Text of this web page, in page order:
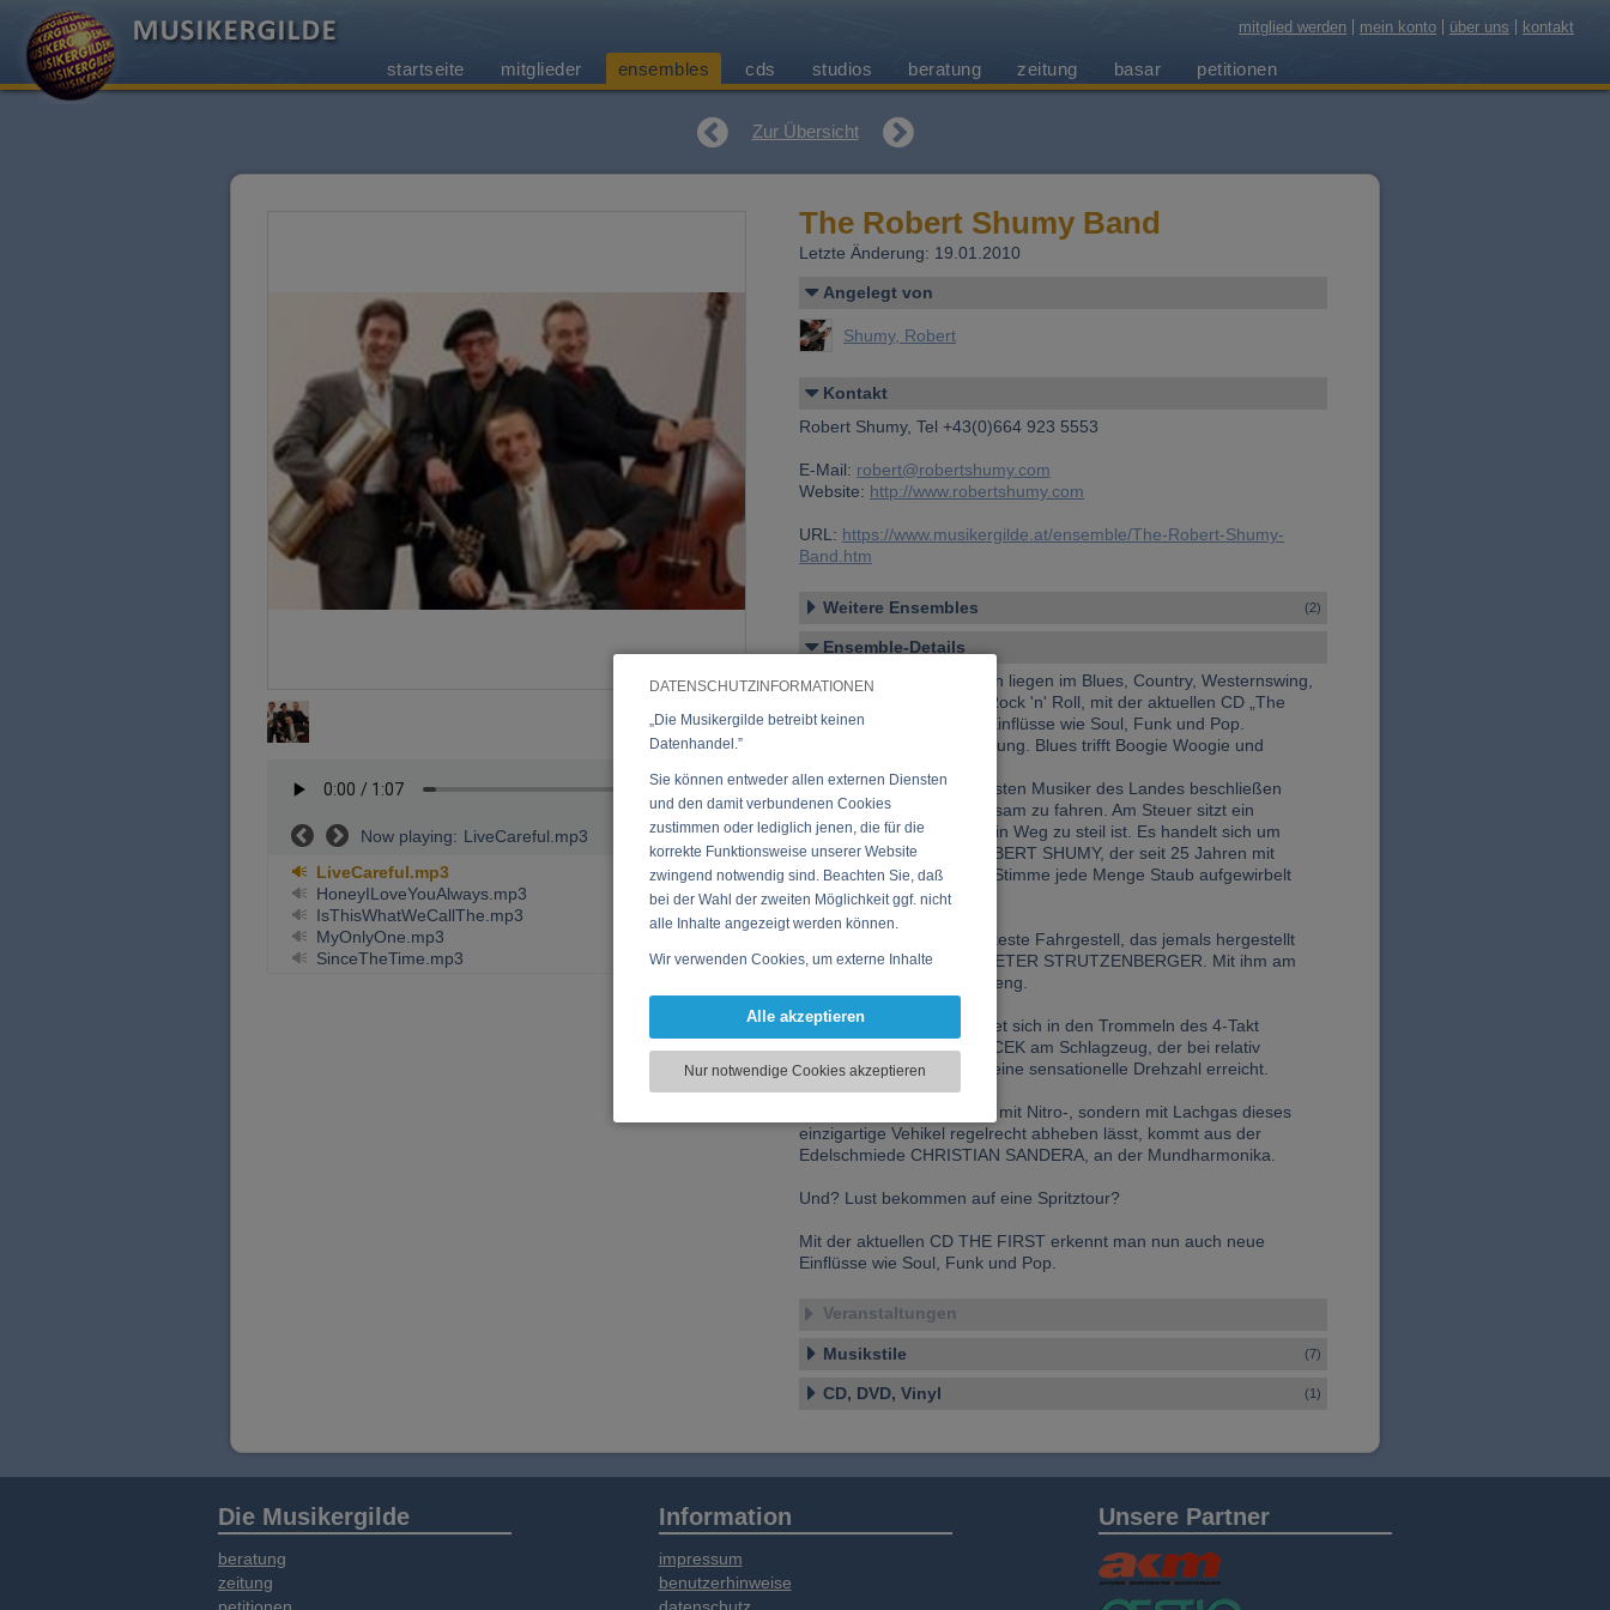
DATENSCHUTZINFORMATIONEN
„Die Musikergilde betreibt keinen
Datenhandel.”
Sie können entweder allen externen Diensten
und den damit verbundenen Cookies
zustimmen oder lediglich jenen, die für die
korrekte Funktionsweise unserer Website
zwingend notwendig sind. Beachten Sie, daß
bei der Wahl der zweiten Möglichkeit ggf. nicht
alle Inhalte angezeigt werden können.
Wir verwenden Cookies, um externe Inhalte
Funktionen für soziale Medien anbieten zu
zu analysieren. Dabei werden ggf.
Informationen zu Ihrer Verwendung unserer
soziale Medien, Werbung und Analysen
weitergegeben. Unsere Partner führen diese
Daten zusammen, die Sie bereitgestellt haben
Dienste gesammelt haben.
Alle akzeptieren
Nur notwendige Cookies akzeptieren
mitglied werden mein konto über uns kontakt
startseite mitglieder ensembles cds studios beratung zeitung basar petitionen
Zur Übersicht
Now playing: LiveCareful.mp3
LiveCareful.mp3
HoneyILoveYouAlways.mp3
IsThisWhatWeCallThe.mp3
MyOnlyOne.mp3
SinceTheTime.mp3
The Robert Shumy Band
Letzte Änderung: 19.01.2010
Angelegt von
Shumy, Robert
Kontakt
Robert Shumy, Tel +43(0)664 923 5553
E-Mail: robert@robertshumy.com
Website: http://www.robertshumy.com
URL: https://www.musikergilde.at/ensemble/The-Robert-Shumy-
Band.htm
Weitere Ensembles (2)
Ensemble-Details
Die Wurzeln der Formation liegen im Blues, Country, Westernswing,
Ragtime, Rockabilly und Rock 'n' Roll, mit der aktuellen CD „The
First“ erkennt man neue Einflüsse wie Soul, Funk und Pop.
Wir stehen an einer Kreuzung. Blues trifft Boogie Woogie und
Vier der außergewöhnlichsten Musiker des Landes beschließen
einen neuen Weg gemeinsam zu fahren. Am Steuer sitzt ein
Offroad-Spezialist dem kein Weg zu steil ist. Es handelt sich um
keinen geringeren als ROBERT SHUMY, der seit 25 Jahren mit
seiner Gitarre und seiner Stimme jede Menge Staub aufgewirbelt
hat.
Das wahrscheinlich robusteste Fahrgestell, das jemals hergestellt
wurde trägt den Namen PETER STRUTZENBERGER. Mit ihm am
Bass wird keine Kurve zu eng.
Endloser Hubraum befindet sich in den Trommeln des 4-Takt
Motors FLORIAN TUCHACEK am Schlagzeug, der bei relativ
geringem Spritverbrauch eine sensationelle Drehzahl erreicht.
Der Turbomotor, der nicht mit Nitro-, sondern mit Lachgas dieses
einzigartige Vehikel regelrecht abheben lässt, kommt aus der
Edelschmiede CHRISTIAN SANDERA, an der Mundharmonika.
Und? Lust bekommen auf eine Spritztour?
Mit der aktuellen CD THE FIRST erkennt man nun auch neue
Einflüsse wie Soul, Funk und Pop.
Veranstaltungen
Musikstile (7)
CD, DVD, Vinyl (1)
Die Musikergilde
beratung
zeitung
Information
impressum
benutzerhinweise
Unsere Partner